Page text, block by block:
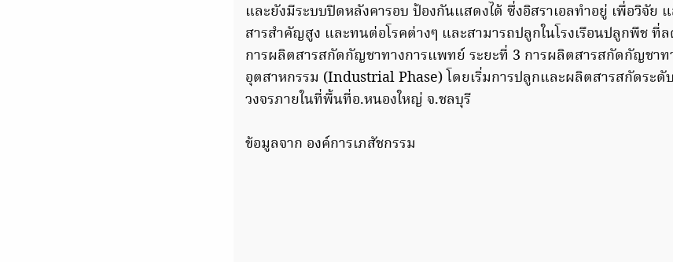
และยังมีระบบปิดหลังคารอบ ป้องกันแสดงได้ ซึ่งอิสราเอลทำอยู่ เพื่อวิจัย
สารสำคัญสูง และทนต่อโรคต่างๆ และสามารถปลูกในโรงเรือนปลูกพืช ที่
การผลิตสารสกัดกัญชาทางการแพทย์ ระยะที่ 3 การผลิตสารสกัดกัญชาท
อุตสาหกรรม (Industrial Phase) โดยเริ่มการปลูกและผลิตสารสกัดระ
วงจรภายในที่พื้นที่อ.หนองใหญ่ จ.ชลบุรี
ข้อมูลจาก องค์การเภสัชกรรม